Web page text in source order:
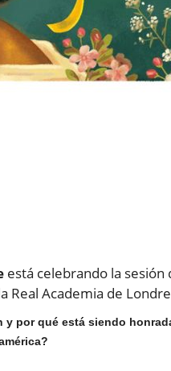
está celebrando la sesión
Real Academia de
y por qué está siendo